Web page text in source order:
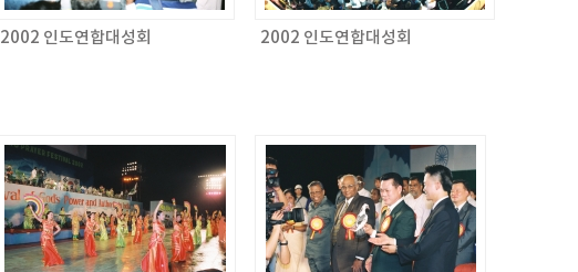
2002 인도연합대성회 2002 인도연합대성회